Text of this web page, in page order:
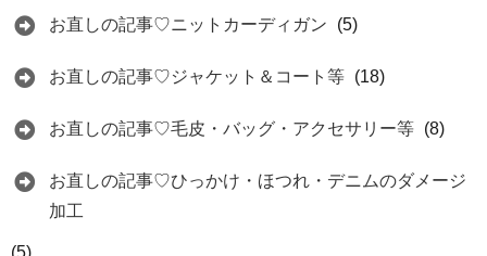
お直しの記事♡ニットカーディガン (5)
お直しの記事♡ジャケット＆コート等 (18)
お直しの記事♡毛皮・バッグ・アクセサリー等 (8)
お直しの記事♡ひっかけ・ほつれ・デニムのダメージ
加工
(5)